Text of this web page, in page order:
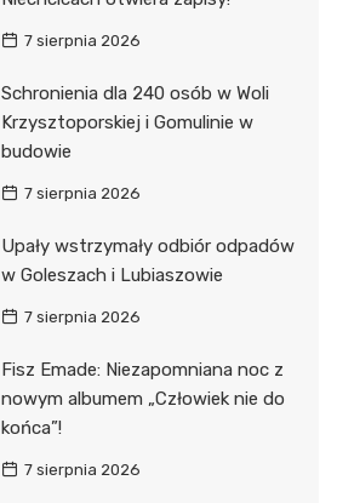
7 sierpnia 2026
Schronienia dla 240 osób w Woli
Krzysztoporskiej i Gomulinie w
budowie
7 sierpnia 2026
Upały wstrzymały odbiór odpadów
w Goleszach i Lubiaszowie
7 sierpnia 2026
Fisz Emade: Niezapomniana noc z
nowym albumem „Człowiek nie do
końca”!
7 sierpnia 2026